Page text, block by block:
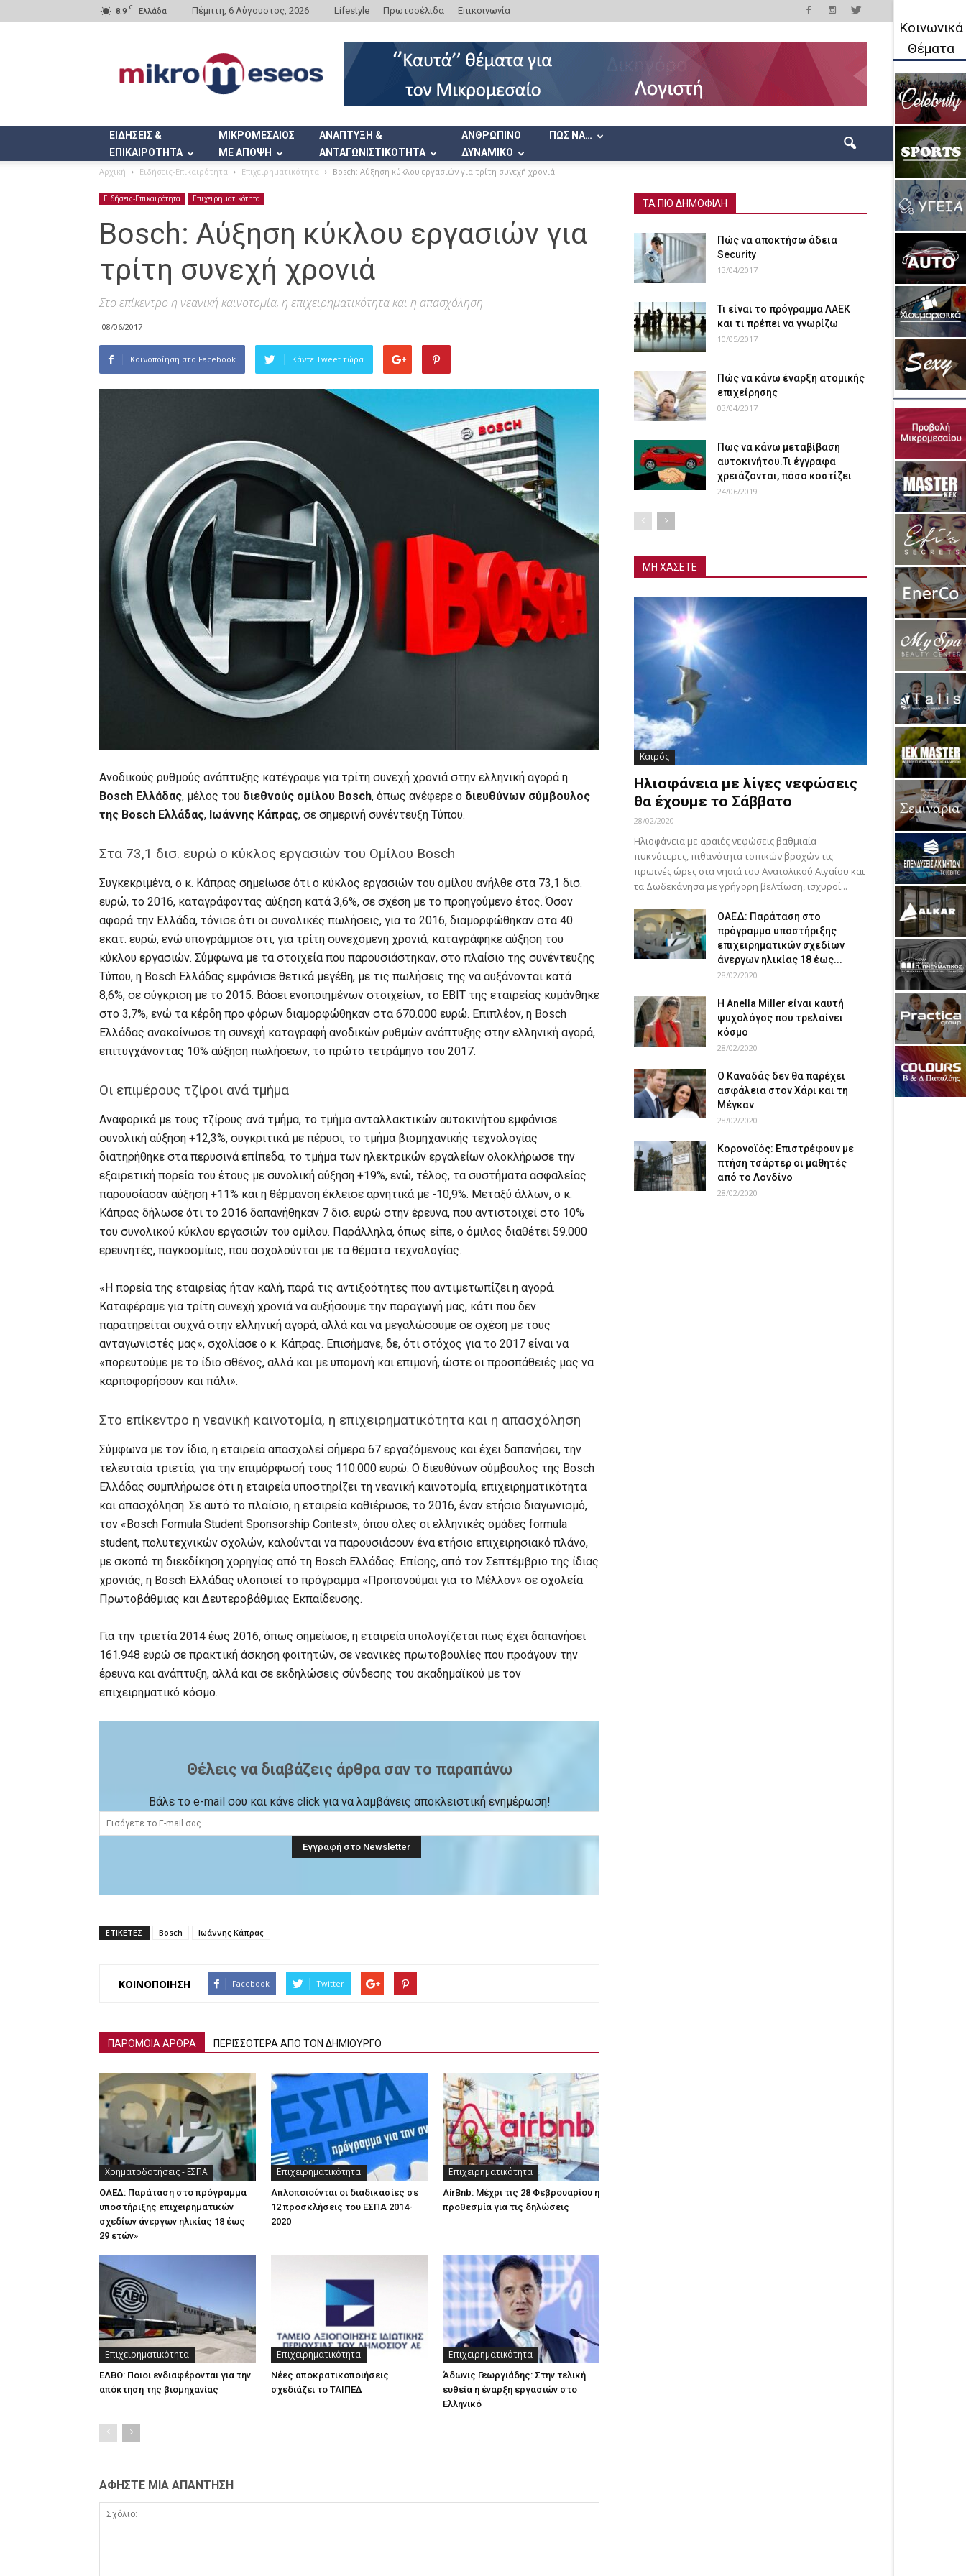
8.9 C Ελλάδα Πέμπτη, 6 Αύγουστος, 2026 Lifestyle Πρωτοσέλιδα Επικοινωνία
ΕΙΔΗΣΕΙΣ &
ΕΠΙΚΑΙΡΟΤΗΤΑ
ΜΙΚΡΟΜΕΣΑΙΟΣ
ΜΕ ΑΠΟΨΗ
ΑΝΑΠΤΥΞΗ &
ΑΝΤΑΓΩΝΙΣΤΙΚΟΤΗΤΑ
ΑΝΘΡΩΠΙΝΟ
ΔΥΝΑΜΙΚΟ
ΠΩΣ ΝΑ…
Αρχική Ειδήσεις-Επικαιρότητα Επιχειρηματικότητα Bosch: Αύξηση κύκλου εργασιών για τρίτη συνεχή χρονιά
Ειδήσεις-Επικαιρότητα Επιχειρηματικότητα
Bosch: Αύξηση κύκλου εργασιών για
τρίτη συνεχή χρονιά
Στο επίκεντρο η νεανική καινοτομία, η επιχειρηματικότητα και η απασχόληση
08/06/2017
Κοινοποίηση στο Facebook Κάντε Tweet τώρα
Ανοδικούς ρυθμούς ανάπτυξης κατέγραψε για τρίτη συνεχή χρονιά στην ελληνική αγορά η
Bosch Ελλάδας, μέλος του διεθνούς ομίλου Bosch, όπως ανέφερε ο διευθύνων σύμβουλος
της Bosch Ελλάδας, Ιωάννης Κάπρας, σε σημερινή συνέντευξη Τύπου.
Στα 73,1 δισ. ευρώ ο κύκλος εργασιών του Ομίλου Bosch
Συγκεκριμένα, ο κ. Κάπρας σημείωσε ότι ο κύκλος εργασιών του ομίλου ανήλθε στα 73,1 δισ.
ευρώ, το 2016, καταγράφοντας αύξηση κατά 3,6%, σε σχέση με το προηγούμενο έτος. Όσον
αφορά την Ελλάδα, τόνισε ότι οι συνολικές πωλήσεις, για το 2016, διαμορφώθηκαν στα 40
εκατ. ευρώ, ενώ υπογράμμισε ότι, για τρίτη συνεχόμενη χρονιά, καταγράφηκε αύξηση του
κύκλου εργασιών. Σύμφωνα με τα στοιχεία που παρουσιάστηκαν, στο πλαίσιο της συνέντευξης
Τύπου, η Bosch Ελλάδας εμφάνισε θετικά μεγέθη, με τις πωλήσεις της να αυξάνονται κατά
8,6%, σε σύγκριση με το 2015. Βάσει ενοποιημένων στοιχείων, το ΕΒΙΤ της εταιρείας κυμάνθηκε
στο 3,7%, ενώ τα κέρδη προ φόρων διαμορφώθηκαν στα 670.000 ευρώ. Επιπλέον, η Bosch
Ελλάδας ανακοίνωσε τη συνεχή καταγραφή ανοδικών ρυθμών ανάπτυξης στην ελληνική αγορά,
επιτυγχάνοντας 10% αύξηση πωλήσεων, το πρώτο τετράμηνο του 2017.
Οι επιμέρους τζίροι ανά τμήμα
Αναφορικά με τους τζίρους ανά τμήμα, το τμήμα ανταλλακτικών αυτοκινήτου εμφάνισε
συνολική αύξηση +12,3%, συγκριτικά με πέρυσι, το τμήμα βιομηχανικής τεχνολογίας
διατηρήθηκε στα περυσινά επίπεδα, το τμήμα των ηλεκτρικών εργαλείων ολοκλήρωσε την
εξαιρετική πορεία του έτους με συνολική αύξηση +19%, ενώ, τέλος, τα συστήματα ασφαλείας
παρουσίασαν αύξηση +11% και η θέρμανση έκλεισε αρνητικά με -10,9%. Μεταξύ άλλων, ο κ.
Κάπρας δήλωσε ότι το 2016 δαπανήθηκαν 7 δισ. ευρώ στην έρευνα, που αντιστοιχεί στο 10%
του συνολικού κύκλου εργασιών του ομίλου. Παράλληλα, όπως είπε, ο όμιλος διαθέτει 59.000
ερευνητές, παγκοσμίως, που ασχολούνται με τα θέματα τεχνολογίας.
«Η πορεία της εταιρείας ήταν καλή, παρά τις αντιξοότητες που αντιμετωπίζει η αγορά.
Καταφέραμε για τρίτη συνεχή χρονιά να αυξήσουμε την παραγωγή μας, κάτι που δεν
παρατηρείται συχνά στην ελληνική αγορά, αλλά και να μεγαλώσουμε σε σχέση με τους
ανταγωνιστές μας», σχολίασε ο κ. Κάπρας. Επισήμανε, δε, ότι στόχος για το 2017 είναι να
«πορευτούμε με το ίδιο σθένος, αλλά και με υπομονή και επιμονή, ώστε οι προσπάθειές μας να
καρποφορήσουν και πάλι».
Στο επίκεντρο η νεανική καινοτομία, η επιχειρηματικότητα και η απασχόληση
Σύμφωνα με τον ίδιο, η εταιρεία απασχολεί σήμερα 67 εργαζόμενους και έχει δαπανήσει, την
τελευταία τριετία, για την επιμόρφωσή τους 110.000 ευρώ. Ο διευθύνων σύμβουλος της Bosch
Ελλάδας συμπλήρωσε ότι η εταιρεία υποστηρίζει τη νεανική καινοτομία, επιχειρηματικότητα
και απασχόληση. Σε αυτό το πλαίσιο, η εταιρεία καθιέρωσε, το 2016, έναν ετήσιο διαγωνισμό,
τον «Bosch Formula Student Sponsorship Contest», όπου όλες οι ελληνικές ομάδες formula
student, πολυτεχνικών σχολών, καλούνται να παρουσιάσουν ένα ετήσιο επιχειρησιακό πλάνο,
με σκοπό τη διεκδίκηση χορηγίας από τη Bosch Ελλάδας. Επίσης, από τον Σεπτέμβριο της ίδιας
χρονιάς, η Bosch Ελλάδας υλοποιεί το πρόγραμμα «Προπονούμαι για το Μέλλον» σε σχολεία
Πρωτοβάθμιας και Δευτεροβάθμιας Εκπαίδευσης.
Για την τριετία 2014 έως 2016, όπως σημείωσε, η εταιρεία υπολογίζεται πως έχει δαπανήσει
161.948 ευρώ σε πρακτική άσκηση φοιτητών, σε νεανικές πρωτοβουλίες που προάγουν την
έρευνα και ανάπτυξη, αλλά και σε εκδηλώσεις σύνδεσης του ακαδημαϊκού με τον
επιχειρηματικό κόσμο.
Θέλεις να διαβάζεις άρθρα σαν το παραπάνω
Βάλε το e-mail σου και κάνε click για να λαμβάνεις αποκλειστική ενημέρωση!
ΕΤΙΚΕΤΕΣ Bosch Ιωάννης Κάπρας
ΚΟΙΝΟΠΟΙΗΣΗ Facebook Twitter
ΠΑΡΟΜΟΙΑ ΑΡΘΡΑ ΠΕΡΙΣΣΟΤΕΡΑ ΑΠΟ ΤΟΝ ΔΗΜΙΟΥΡΓΟ
Χρηματοδοτήσεις - ΕΣΠΑ
ΟΑΕΔ: Παράταση στο πρόγραμμα
υποστήριξης επιχειρηματικών
σχεδίων άνεργων ηλικίας 18 έως
29 ετών»
Επιχειρηματικότητα
Απλοποιούνται οι διαδικασίες σε
12 προσκλήσεις του ΕΣΠΑ 2014-
2020
Επιχειρηματικότητα
AirBnb: Μέχρι τις 28 Φεβρουαρίου η
προθεσμία για τις δηλώσεις
Επιχειρηματικότητα
ΕΛΒΟ: Ποιοι ενδιαφέρονται για την
απόκτηση της βιομηχανίας
Επιχειρηματικότητα
Νέες αποκρατικοποιήσεις
σχεδιάζει το ΤΑΙΠΕΔ
Επιχειρηματικότητα
Άδωνις Γεωργιάδης: Στην τελική
ευθεία η έναρξη εργασιών στο
Ελληνικό
ΑΦΗΣΤΕ ΜΙΑ ΑΠΑΝΤΗΣΗ
ΤΑ ΠΙΟ ΔΗΜΟΦΙΛΗ
Πώς να αποκτήσω άδεια
Security
13/04/2017
Τι είναι το πρόγραμμα ΛΑΕΚ
και τι πρέπει να γνωρίζω
10/05/2017
Πώς να κάνω έναρξη ατομικής
επιχείρησης
03/04/2017
Πως να κάνω μεταβίβαση
αυτοκινήτου.Τι έγγραφα
χρειάζονται, πόσο κοστίζει
24/06/2019
ΜΗ ΧΑΣΕΤΕ
Καιρός
Ηλιοφάνεια με λίγες νεφώσεις
θα έχουμε το Σάββατο
28/02/2020
Ηλιοφάνεια με αραιές νεφώσεις βαθμιαία
πυκνότερες, πιθανότητα τοπικών βροχών τις
πρωινές ώρες στα νησιά του Ανατολικού Αιγαίου και
τα Δωδεκάνησα με γρήγορη βελτίωση, ισχυροί...
ΟΑΕΔ: Παράταση στο
πρόγραμμα υποστήριξης
επιχειρηματικών σχεδίων
άνεργων ηλικίας 18 έως...
28/02/2020
Η Anella Miller είναι καυτή
ψυχολόγος που τρελαίνει
κόσμο
28/02/2020
Ο Καναδάς δεν θα παρέχει
ασφάλεια στον Χάρι και τη
Μέγκαν
28/02/2020
Κορονοϊός: Επιστρέφουν με
πτήση τσάρτερ οι μαθητές
από το Λονδίνο
28/02/2020
Κοινωνικά
Θέματα